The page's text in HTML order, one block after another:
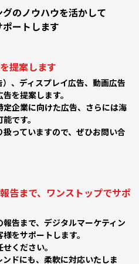
のノウハウを活かして
ートします
提案します
、ディスプレイ広告、動画広告
を提案します。
企業に向けた広告、さらには海
です。
っていますので、ぜひお問い合
告まで、ワンストップでサポ
告まで、デジタルマーケティン
をサポートします。
ください。
ドにも、柔軟に対応いたしま